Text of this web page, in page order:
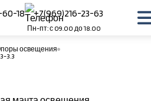
60-18 +7(969)216-23-63
Пн-пт: с 09.00 до 18.00
освещения
3.3